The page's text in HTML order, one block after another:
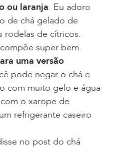
ou laranja. Eu adoro
de chá gelado de
rodelas de cítricos.
super bem.
uma versão
pode negar o chá e
com muito gelo e água
o xarope de
refrigerante caseiro
no post do chá